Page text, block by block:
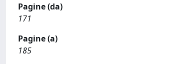
Pagine (da)
171
Pagine (a)
185